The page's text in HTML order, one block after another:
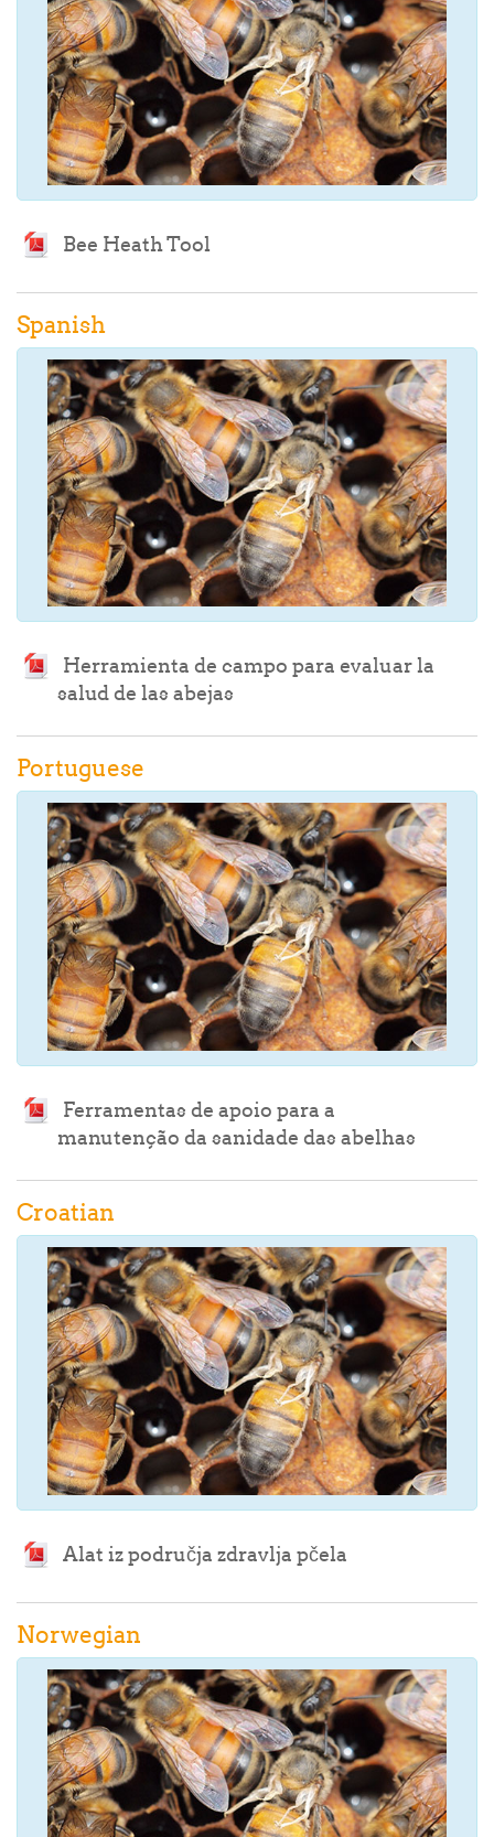
Bee Heath ToolArchivo
Spanish
Herramienta de campo para evaluar la
salud de las abejasArchivo
Portuguese
Ferramentas de apoio para a
manutenção da sanidade das abelhasArchivo
Croatian
Alat iz područja zdravlja pčelaArchivo
Norwegian